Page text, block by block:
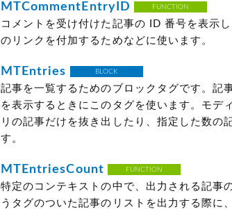
MTCommentEntryID FUNCTION
コメントを受け付けた記事の ID 番号を表示し
のリンクを付加するためなどに使います。
MTEntries BLOCK
記事を一覧するためのブロックタグです。記
を表示するときにこのタグを使います。モデ
リの記事だけを抜き出したり、指定した数の
す。
MTEntriesCount FUNCTION
特定のコンテキストの中で、出力される記事
うタグのついた記事のリストを出力する際に